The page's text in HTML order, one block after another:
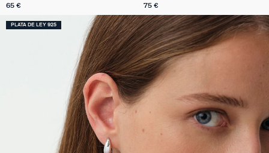
65 € 75 €
PLATA DE LEY 925